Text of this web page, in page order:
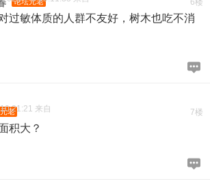
6楼
论坛元老
过敏体质的人群不友好，树木也吃不消
7楼
老 来自
积大？